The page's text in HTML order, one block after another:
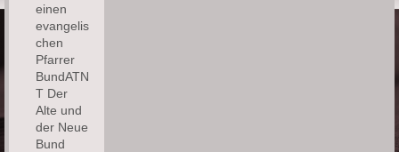
einen
evangelis
chen
Pfarrer
BundATN
T Der
Alte und
der Neue
Bund